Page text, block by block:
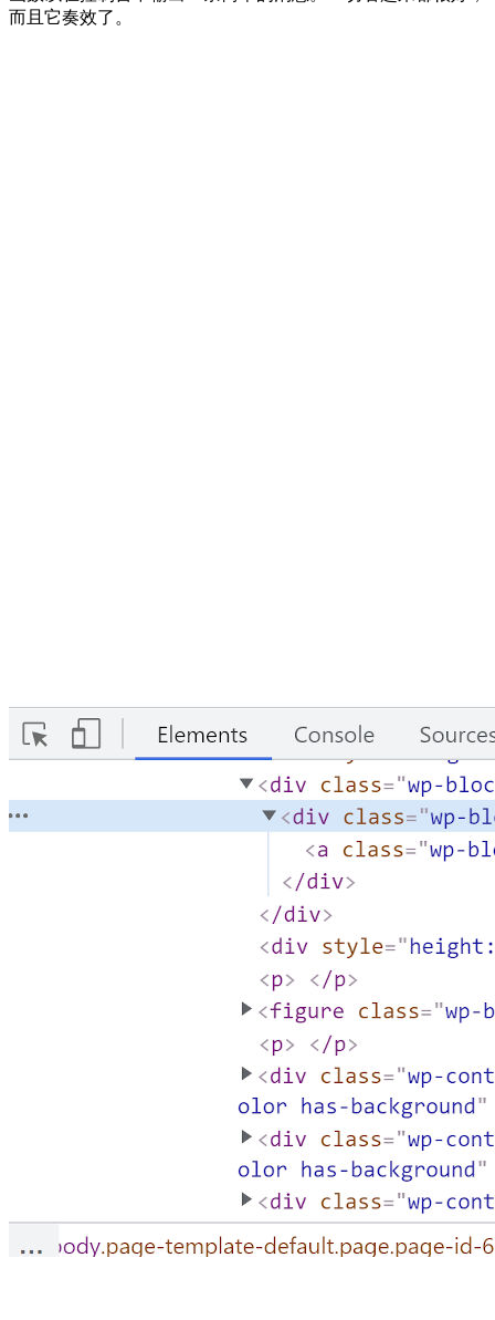
而且它奏效了。